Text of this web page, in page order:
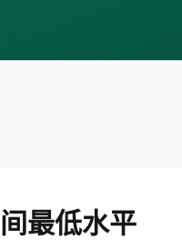
最低水平